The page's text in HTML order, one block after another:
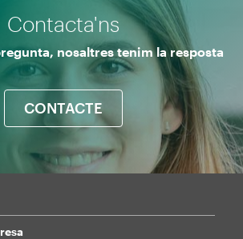
Contacta'ns
nosaltres tenim la resposta
CONTACTE